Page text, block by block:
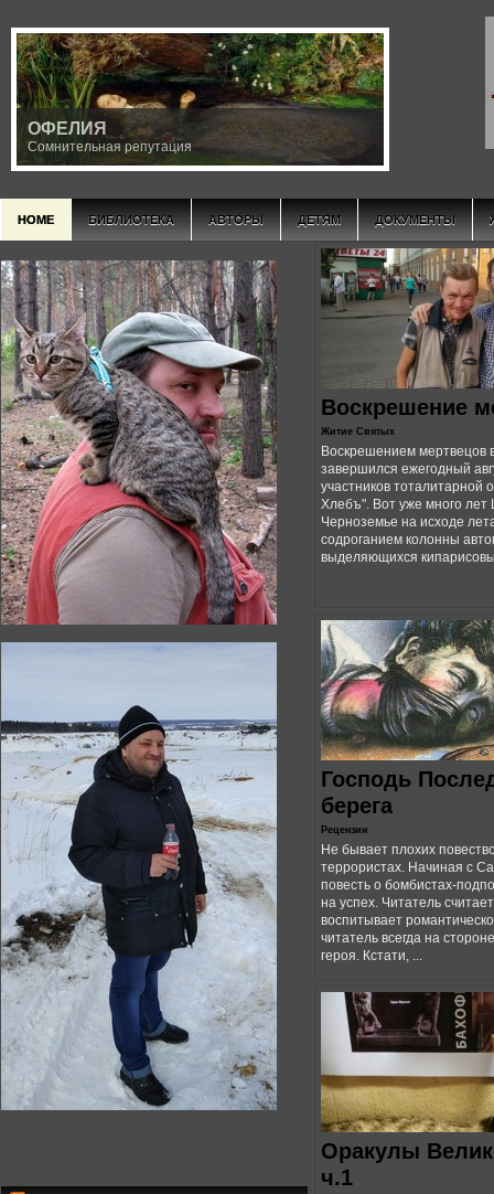
INRI
Iсторическое Nаследие Rеволюционной Iнициации
HOME БИБЛИОТЕКА АВТОРЫ ДЕТЯМ ДОКУМЕНТЫ
Воскрешение
Житие Святых
Воскрешением мертвецов
завершился ежегодный
участников
Хлебъ". Вот уже много лет
Черноземье на исходе
содроганием колонны
выделяющихся
Господь
берега
Рецензии
Не бывает плохих
террористах. Начиная с
повесть о бомбистах-
на успех. Читатель
воспитывает
читатель всегда на
героя. Кстати, ...
Оракулы
ч.1